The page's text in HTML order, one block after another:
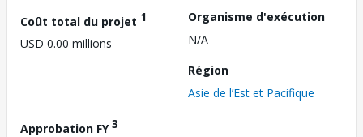
Coût total du projet 1
USD 0.00 millions
Organisme d'exécution
N/A
Région
Asie de l’Est et Pacifique
Approbation FY3